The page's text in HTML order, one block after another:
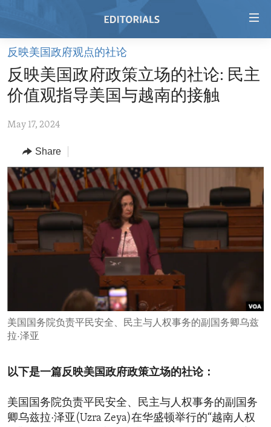
Skip
main
content
to
Navigation
Skip
to
Search
HOME
VIDEO
REGIONS
AFRICA
AMERICAS
EUROPE
MIDDLE EAST
TOPICS
HUMAN RIGHTS
SECURITY AND DEFENSE
AID AND DEVELOPMENT
DEMOCRACY AND GOVERNANCE
ECONOMY AND TRADE
ENVIRONMENT AND HEALTH
IDEALS AND INSTITUTIONS
ARCHIVE
ABOUT US
FOLLOW US
反映美国政府观点的社论
反映美国政府政策立场的社论: 民主
价值观指导美国与越南的接触
May 17, 2024
Share
美国国务院负责平民安全、民主与人权事务的副国务卿乌兹
拉·泽亚
以下是一篇反映美国政府政策立场的社论：
美国国务院负责平民安全、民主与人权事务的副国务
卿乌兹拉·泽亚(Uzra Zeya)在华盛顿举行的“越南人权